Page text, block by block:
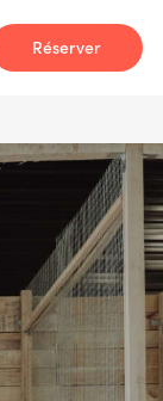
Réserver